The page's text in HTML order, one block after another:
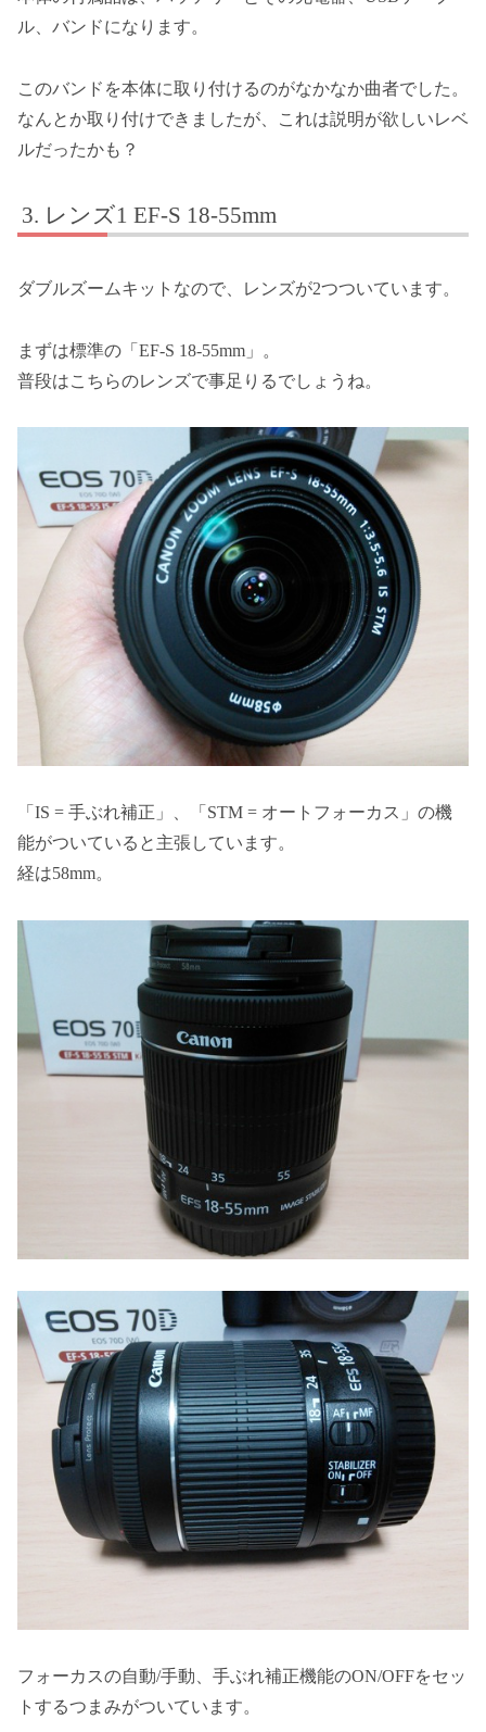
ル、バンドになります。
このバンドを本体に取り付けるのがなかなか曲者でした。
なんとか取り付けできましたが、これは説明が欲しいレベ
ルだったかも？
レンズ1 EF-S 18-55mm
ダブルズームキットなので、レンズが2つついています。
まずは標準の「EF-S 18-55mm」。
普段はこちらのレンズで事足りるでしょうね。
「IS = 手ぶれ補正」、「STM = オートフォーカス」の機
能がついていると主張しています。
経は58mm。
フォーカスの自動/手動、手ぶれ補正機能のON/OFFをセッ
トするつまみがついています。